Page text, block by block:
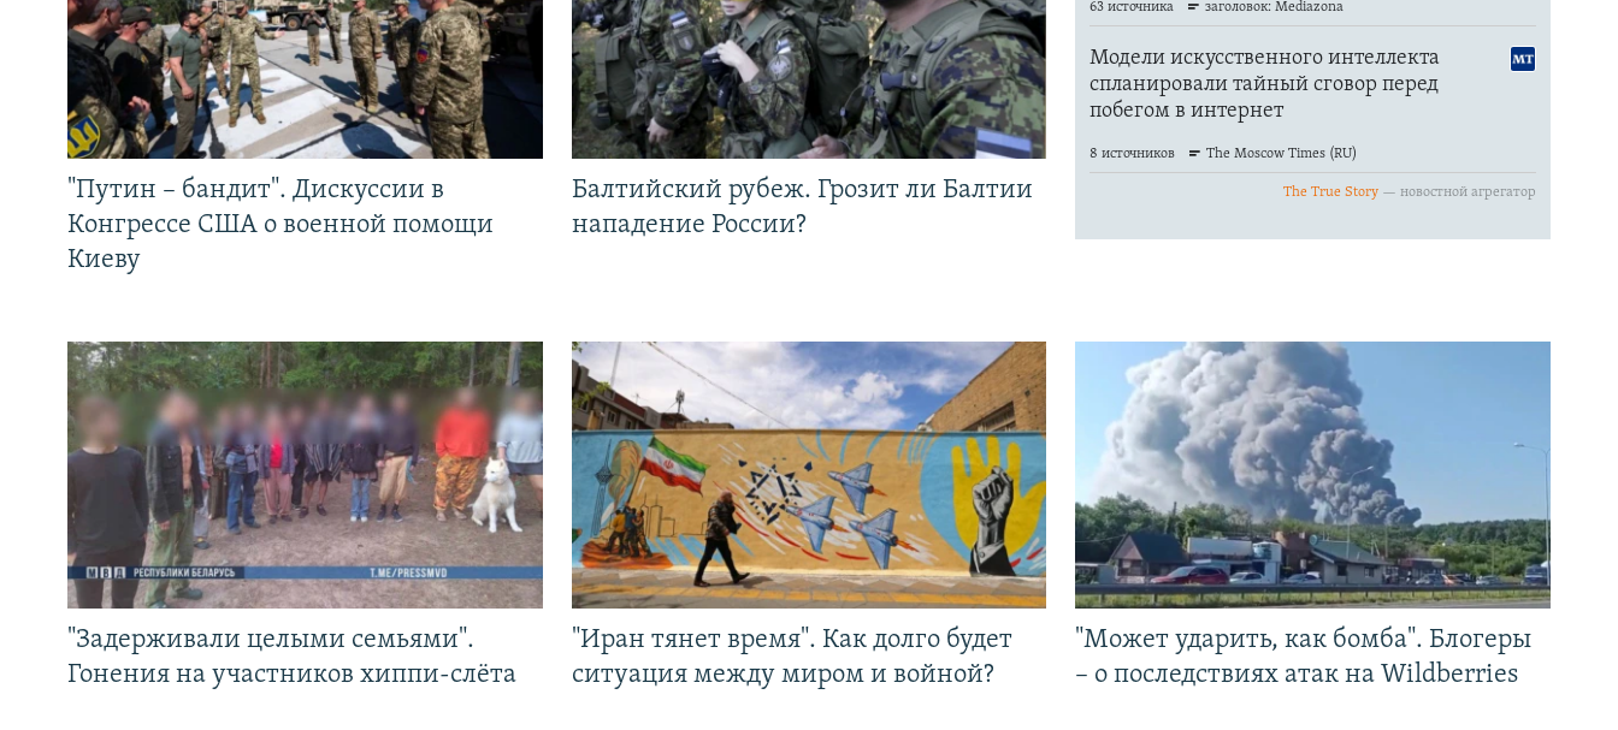
"Путин – бандит". Дискуссии в
Конгрессе США о военной помощи
Киеву
Балтийский рубеж. Грозит ли Балтии
нападение России?
"Задерживали целыми семьями".
Гонения на участников хиппи-слёта
"Иран тянет время". Как долго будет
ситуация между миром и войной?
"Может ударить, как бомба". Блогеры
– о последствиях атак на Wildberries